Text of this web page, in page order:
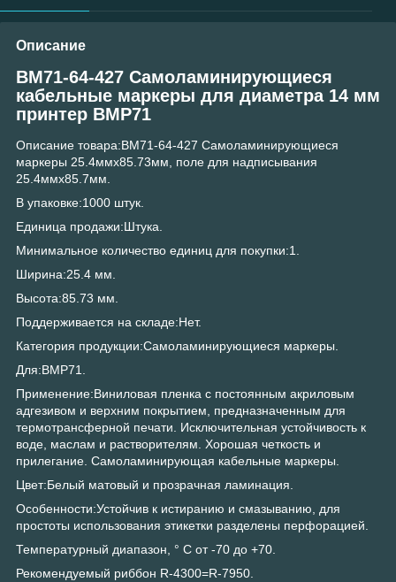
Описание
BM71-64-427 Самоламинирующиеся
кабельные маркеры для диаметра 14 мм
принтер BMP71
Описание товара:BM71-64-427 Самоламинирующиеся
маркеры 25.4ммх85.73мм, поле для надписывания
25.4ммx85.7мм.
В упаковке:1000 штук.
Единица продажи:Штука.
Минимальное количество единиц для покупки:1.
Ширина:25.4 мм.
Высота:85.73 мм.
Поддерживается на складе:Нет.
Категория продукции:Самоламинирующиеся маркеры.
Для:BMP71.
Применение:Виниловая пленка с постоянным акриловым
адгезивом и верхним покрытием, предназначенным для
термотрансферной печати. Исключительная устойчивость к
воде, маслам и растворителям. Хорошая четкость и
прилегание. Самоламинирующая кабельные маркеры.
Цвет:Белый матовый и прозрачная ламинация.
Особенности:Устойчив к истиранию и смазыванию, для
простоты использования этикетки разделены перфорацией.
Температурный диапазон, ° С от -70 до +70.
Рекомендуемый риббон R-4300=R-7950.